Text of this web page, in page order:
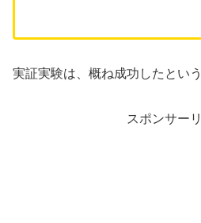
実証実験は、概ね成功したとい
スポンサー